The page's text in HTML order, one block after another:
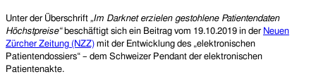
Unter der Überschrift „Im Darknet erzielen gestohlene Patientendaten
Höchstpreise“ beschäftigt sich ein Beitrag vom 19.10.2019 in der Neuen
Zürcher Zeitung (NZZ) mit der Entwicklung des „elektronischen
Patientendossiers“ – dem Schweizer Pendant der elektronischen
Patientenakte.